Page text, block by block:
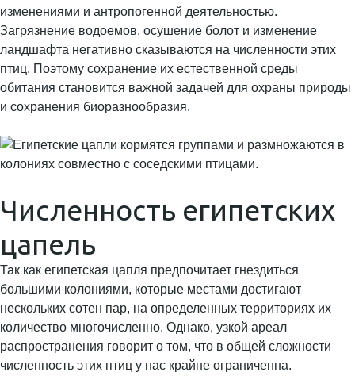
изменениями и антропогенной деятельностью.
Загрязнение водоемов, осушение болот и изменение
ландшафта негативно сказываются на численности этих
птиц. Поэтому сохранение их естественной среды
обитания становится важной задачей для охраны природы
и сохранения биоразнообразия.
Численность египетских
цапель
Так как египетская цапля предпочитает гнездиться
большими колониями, которые местами достигают
нескольких сотен пар, на определенных территориях их
количество многочисленно. Однако, узкой ареал
распространения говорит о том, что в общей сложности
численность этих птиц у нас крайне ограниченна.